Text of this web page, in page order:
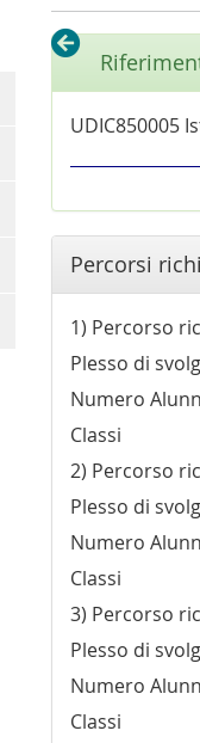
UDIC850005
Percorsi
1) Percorso
Plesso di
Numero
Classi
2) Percorso
Plesso di
Numero
Classi
3) Percorso
Plesso di
Numero
Classi